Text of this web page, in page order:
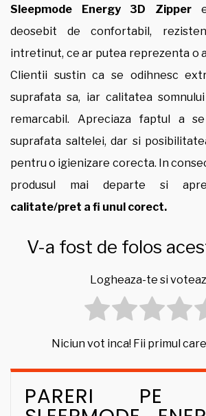
Sleepmode Energy 3D Zipper
deosebit de confortabil,
intretinut, ce ar putea reprezenta o
Clientii sustin ca se odihnesc
suprafata sa, iar calitatea
remarcabil. Apreciaza faptul a
suprafata saltelei, dar si
pentru o igienizare corecta. In
produsul mai departe si
calitate/pret a fi unul corect.
V-a fost de folos
Logheaza-te si
Niciun vot inca! Fii primul
PARERI PE